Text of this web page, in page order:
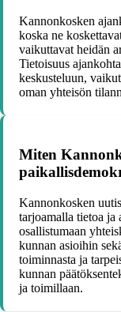
Kannonkosken
koska ne
vaikuttavat heidän
Tietoisuus
keskusteluun,
oman yhteisön
Miten
Kannonkosken
tarjoamalla tietoa ja
osallistumaan
kunnan asioihin
toiminnasta ja
kunnan
ja toimillaan.